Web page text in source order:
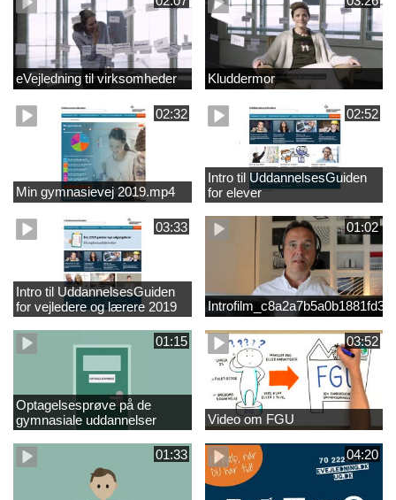
eVejledning til virksomheder Kluddermor
02:32
Min gymnasievej 2019.mp4
02:52
Intro til UddannelsesGuiden
for elever
03:33
Intro til UddannelsesGuiden
for vejledere og lærere 2019
01:02
01:15
Optagelsesprøve på de
gymnasiale uddannelser
03:52
Video om FGU
01:33 04:20